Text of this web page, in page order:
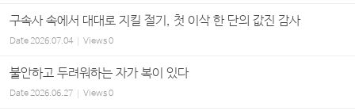
구속사 속에서 대대로 지킬 절기, 첫 이삭 한 단의 값진 감사
Date2026.07.04 Views0
불안하고 두려워하는 자가 복이 있다
Date2026.06.27 Views0